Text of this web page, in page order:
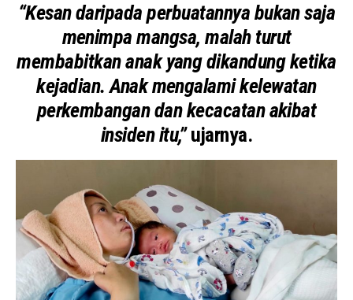
“Kesan daripada perbuatannya bukan saja
menimpa mangsa, malah turut
membabitkan anak yang dikandung ketika
kejadian. Anak mengalami kelewatan
perkembangan dan kecacatan akibat
insiden itu,”ujarnya.